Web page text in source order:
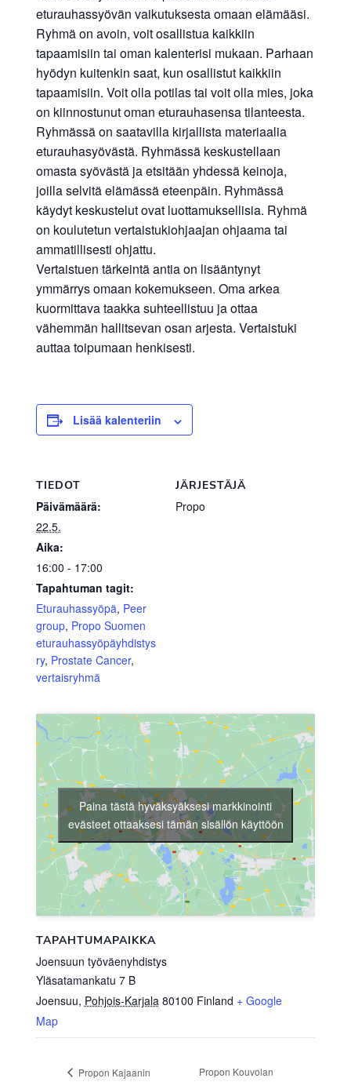
eturauhassyövän vaikutuksesta omaan elämääsi.
Ryhmä on avoin, voit osallistua kaikkiin
tapaamisiin tai oman kalenterisi mukaan. Parhaan
hyödyn kuitenkin saat, kun osallistut kaikkiin
tapaamisiin. Voit olla potilas tai voit olla mies, joka
on kiinnostunut oman eturauhasensa tilanteesta.
Ryhmässä on saatavilla kirjallista materiaalia
eturauhasyövästä. Ryhmässä keskustellaan
omasta syövästä ja etsitään yhdessä keinoja,
joilla selvitä elämässä eteenpäin. Ryhmässä
käydyt keskustelut ovat luottamuksellisia. Ryhmä
on koulutetun vertaistukiohjaajan ohjaama tai
ammatillisesti ohjattu.
Vertaistuen tärkeintä antia on lisääntynyt
ymmärrys omaan kokemukseen. Oma arkea
kuormittava taakka suhteellistuu ja ottaa
vähemmän hallitsevan osan arjesta. Vertaistuki
auttaa toipumaan henkisesti.
Lisää kalenteriin
TIEDOT
Päivämäärä:
22.5.
Aika:
16:00 - 17:00
Tapahtuman tagit:
Eturauhassyöpä, Peer
group, Propo Suomen
eturauhassyöpäyhdistys
ry, Prostate Cancer,
vertaisryhmä
JÄRJESTÄJÄ
Propo
TAPAHTUMAPAIKKA
Joensuun työväenyhdistys
Yläsatamankatu 7 B
Joensuu, Pohjois-Karjala 80100 Finland + Google
Map
Paina tästä hyväksyäksesi markkinointi
evästeet ottaaksesi tämän sisällön käyttöön
Propon Kajaanin
Propon Kouvolan